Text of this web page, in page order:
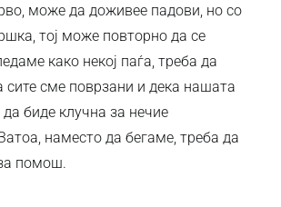
може да доживее падови, но со
тој може повторно да се
како некој паѓа, треба да
сме поврзани и дека нашата
биде клучна за нечие
наместо да бегаме, треба да
помош.